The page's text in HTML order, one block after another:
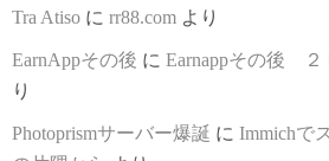
Tra Atiso に rr88.com より
EarnAppその後 に Earnappその後 ２
り
Photoprismサーバー爆誕 に Immichで